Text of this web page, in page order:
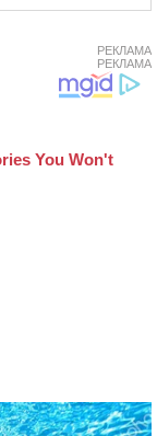
РЕКЛАМА
РЕКЛАМА